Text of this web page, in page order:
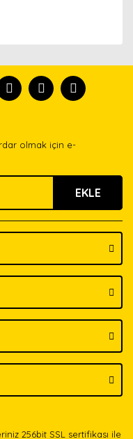
ederiz.
olmak için e-
EKLE
256bit SSL sertifikası ile